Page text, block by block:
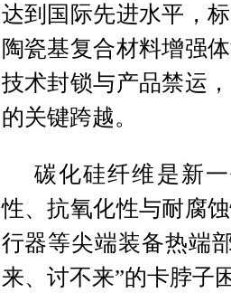
达到国际先进水平，
陶瓷基复合材料增强
技术封锁与产品禁运
的关键跨越。
碳化硅纤维是新
性、抗氧化性与耐腐
行器等尖端装备热端
来、讨不来”的卡脖子